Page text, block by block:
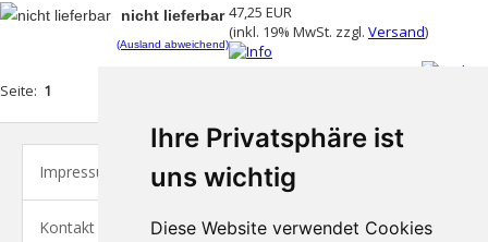
Ihre Privatsphäre ist
uns wichtig
Diese Website verwendet Cookies
nicht lieferbar
(Ausland abweichend)
47,25 EUR
(inkl. 19% MwSt. zzgl. Versand)
Seite: 1
Impressum
Kontakt